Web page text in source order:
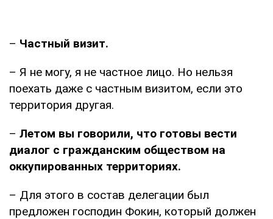
– Частный визит.
– Я не могу, я не частное лицо. Но нельзя
поехать даже с частным визитом, если это
территория другая.
– Летом вы говорили, что готовы вести
диалог с гражданским обществом на
оккупированных территориях.
– Для этого в состав делегации был
предложен господин Фокин, который должен